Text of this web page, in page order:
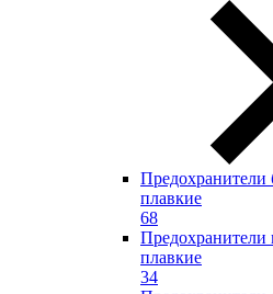
плавкие
68
Предохранители
плавкие
34